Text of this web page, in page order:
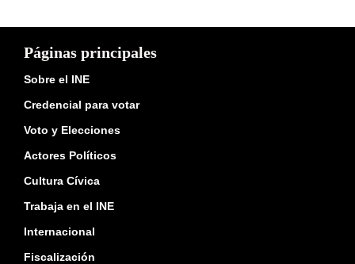
Páginas principales
Sobre el INE
Credencial para votar
Voto y Elecciones
Actores Políticos
Cultura Cívica
Trabaja en el INE
Internacional
Fiscalización